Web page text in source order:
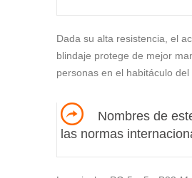
Dada su alta resistencia, el
blindaje protege de mejor
personas en el habitáculo del
Nombres de
las normas